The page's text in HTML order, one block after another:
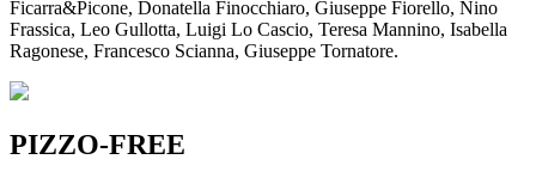
Ficarra&Picone, Donatella Finocchiaro, Giuseppe Fiorello, Nino
Frassica, Leo Gullotta, Luigi Lo Cascio, Teresa Mannino, Isabella
Ragonese, Francesco Scianna, Giuseppe Tornatore.
PIZZO-FREE